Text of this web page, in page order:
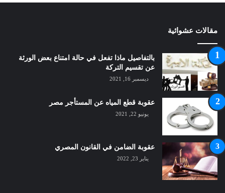
مقالات عشوائية
بالتفاصيل ماذا تفعل في حالة امتناع بعض الورثة
عن تقسيم التركة
ديسمبر 16, 2021
عقوبة قطع المياه عن المستأجر مصر
يونيو 22, 2021
عقوبة الضامن في القانون المصري
يناير 23, 2022